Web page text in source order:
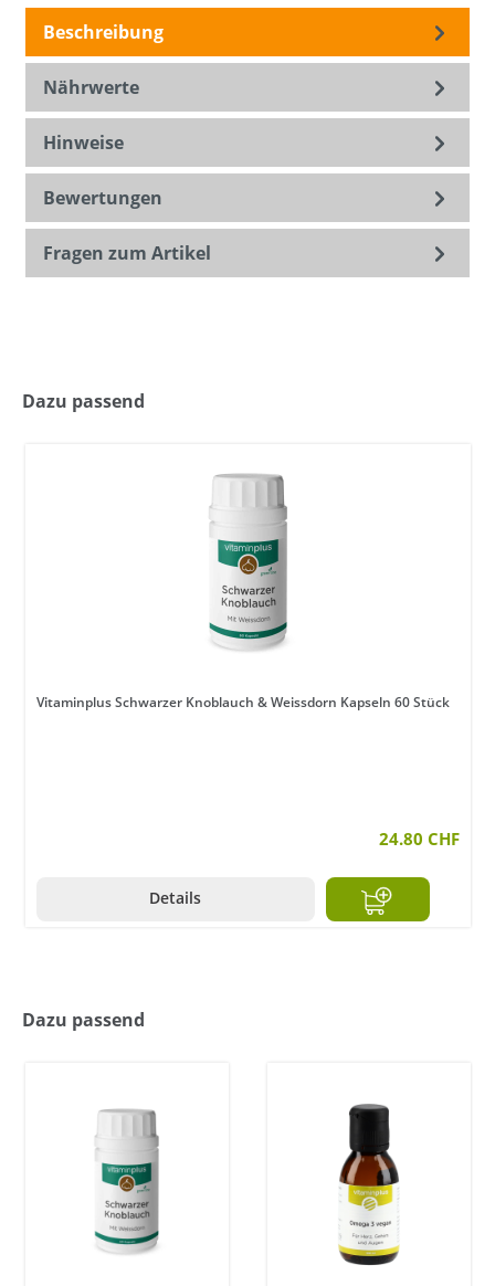
Beschreibung
Nährwerte
Hinweise
Bewertungen
Fragen zum Artikel
Dazu passend
Vitaminplus Schwarzer Knoblauch & Weissdorn Kapseln 60 Stück
24.80 CHF
Details
Dazu passend